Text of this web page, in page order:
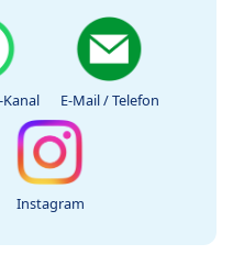
E-Mail / Telefon
Instagram